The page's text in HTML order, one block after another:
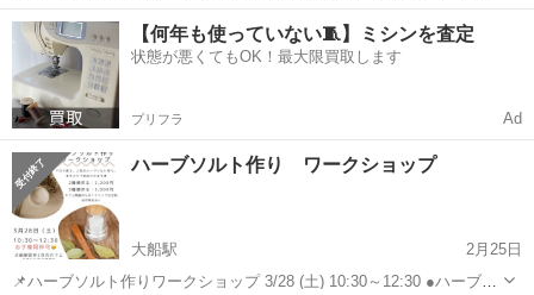
ルト 2種、または3種お持ち帰り 参加費：当日現金払い 2種作り
2,200円、3種作り 3,000円 １ドリンクオーダー制（カフェ開催...
神奈川 鎌倉市 大船駅 ワークショップ
【何年も使っていない🧵】ミシンを査定
状態が悪くてもOK！最大限買取します
プリフラ Ad
ハーブソルト作り ワークショップ
大船駅
2月25日
📌ハーブソルト作りワークショップ 3/28 (土) 10:30～12:30 ●ハーブソ